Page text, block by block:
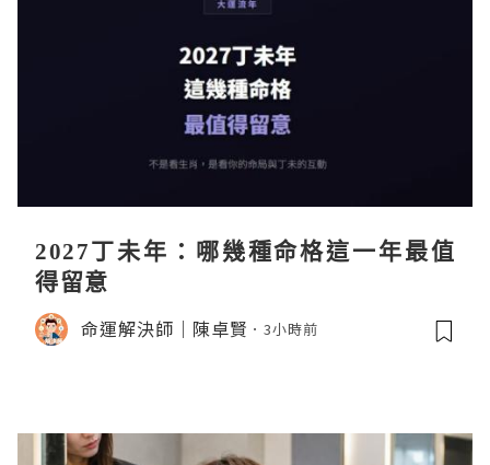
2027丁未年：哪幾種命格這一年最值
得留意
命運解決師｜陳卓賢 3小時前